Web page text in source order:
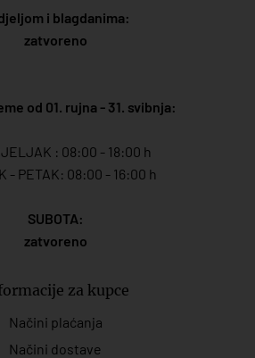
i blagdanima:
zatvoreno
od 01. rujna - 31. svibnja:
: 08:00 - 18:00 h
- PETAK: 08:00 - 16:00 h
SUBOTA:
zatvoreno
za kupce
Načini plaćanja
Načini dostave